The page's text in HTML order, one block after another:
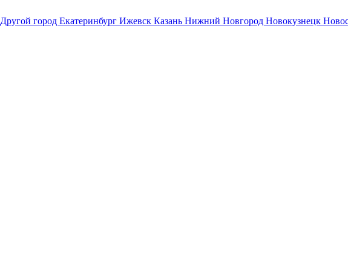
Другой город Екатеринбург Ижевск Казань Нижний Новгород Новокузнецк